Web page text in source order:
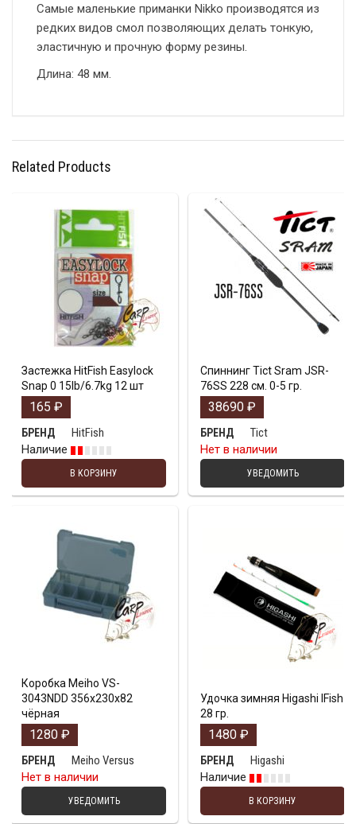
Самые маленькие приманки Nikko производятся из
редких видов смол позволяющих делать тонкую,
эластичную и прочную форму резины.
Длина: 48 мм.
Related Products
Застежка HitFish Easylock
Snap 0 15lb/6.7kg 12 шт
165 ₽
БРЕНД
HitFish
Наличие
В КОРЗИНУ
Спиннинг Tict Sram JSR-
76SS 228 см. 0-5 гр.
38690 ₽
БРЕНД
Tict
Нет в наличии
УВЕДОМИТЬ
Коробка Meiho VS-
3043NDD 356х230х82
чёрная
1280 ₽
БРЕНД
Meiho Versus
Нет в наличии
УВЕДОМИТЬ
Удочка зимняя Higashi IFish
28 гр.
1480 ₽
БРЕНД
Higashi
Наличие
В КОРЗИНУ